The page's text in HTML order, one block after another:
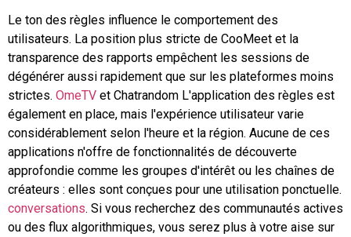
Le ton des règles influence le comportement des
utilisateurs. La position plus stricte de CooMeet et la
transparence des rapports empêchent les sessions de
dégénérer aussi rapidement que sur les plateformes moins
strictes. OmeTV et Chatrandom L'application des règles est
également en place, mais l'expérience utilisateur varie
considérablement selon l'heure et la région. Aucune de ces
applications n'offre de fonctionnalités de découverte
approfondie comme les groupes d'intérêt ou les chaînes de
créateurs : elles sont conçues pour une utilisation ponctuelle.
conversations. Si vous recherchez des communautés actives
ou des flux algorithmiques, vous serez plus à votre aise sur